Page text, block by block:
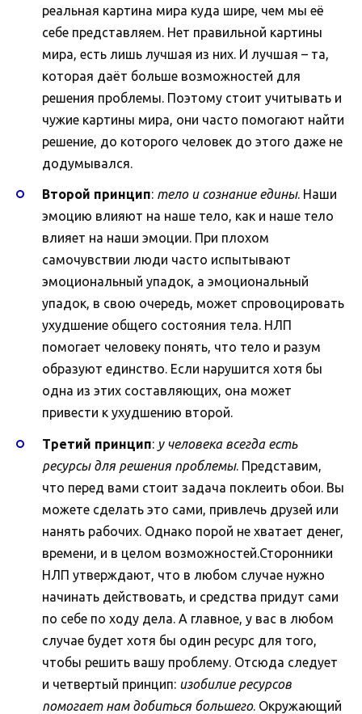
реальная картина мира куда шире, чем мы её
себе представляем. Нет правильной картины
мира, есть лишь лучшая из них. И лучшая – та,
которая даёт больше возможностей для
решения проблемы. Поэтому стоит учитывать и
чужие картины мира, они часто помогают найти
решение, до которого человек до этого даже не
додумывался.
Второй принцип: тело и сознание едины. Наши
эмоцию влияют на наше тело, как и наше тело
влияет на наши эмоции. При плохом
самочувствии люди часто испытывают
эмоциональный упадок, а эмоциональный
упадок, в свою очередь, может спровоцировать
ухудшение общего состояния тела. НЛП
помогает человеку понять, что тело и разум
образуют единство. Если нарушится хотя бы
одна из этих составляющих, она может
привести к ухудшению второй.
Третий принцип: у человека всегда есть
ресурсы для решения проблемы. Представим,
что перед вами стоит задача поклеить обои. Вы
можете сделать это сами, привлечь друзей или
нанять рабочих. Однако порой не хватает денег,
времени, и в целом возможностей.Сторонники
НЛП утверждают, что в любом случае нужно
начинать действовать, и средства придут сами
по себе по ходу дела. А главное, у вас в любом
случае будет хотя бы один ресурс для того,
чтобы решить вашу проблему. Отсюда следует
и четвертый принцип: изобилие ресурсов
помогает нам добиться большего. Окружающий